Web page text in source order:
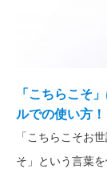
「こちらこそ
ルでの使い方！
「こちらこそお
そ」という言葉